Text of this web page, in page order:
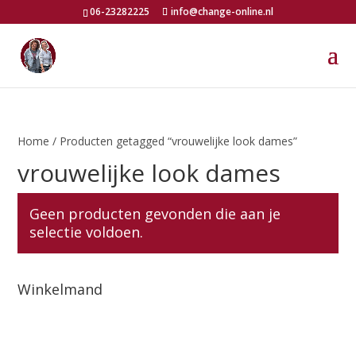
06-23282225 info@change-online.nl
Home / Producten getagged “vrouwelijke look dames”
vrouwelijke look dames
Geen producten gevonden die aan je
selectie voldoen.
Winkelmand